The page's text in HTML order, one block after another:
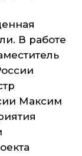
В работе
Максим